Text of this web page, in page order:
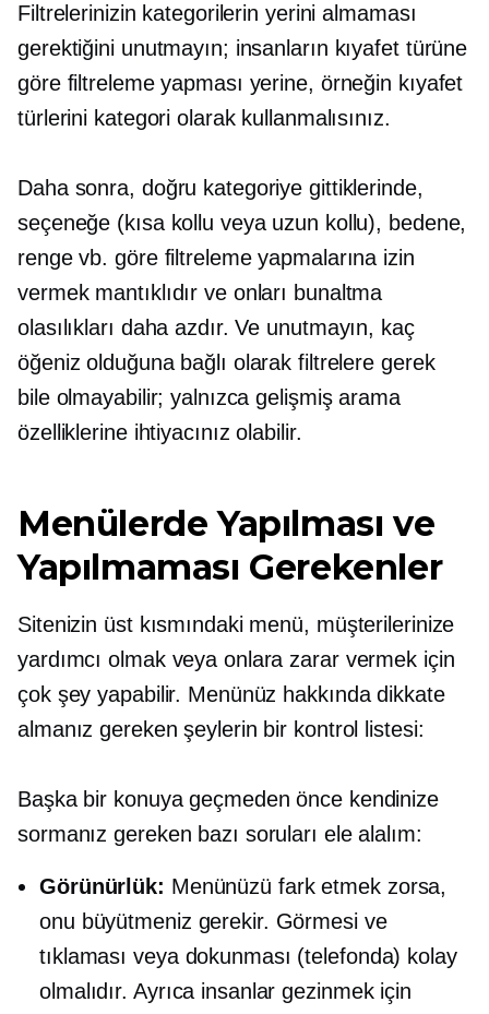
Filtrelerinizin kategorilerin yerini almaması
gerektiğini unutmayın; insanların kıyafet türüne
göre filtreleme yapması yerine, örneğin kıyafet
türlerini kategori olarak kullanmalısınız.
Daha sonra, doğru kategoriye gittiklerinde,
seçeneğe (kısa kollu veya uzun kollu), bedene,
renge vb. göre filtreleme yapmalarına izin
vermek mantıklıdır ve onları bunaltma
olasılıkları daha azdır. Ve unutmayın, kaç
öğeniz olduğuna bağlı olarak filtrelere gerek
bile olmayabilir; yalnızca gelişmiş arama
özelliklerine ihtiyacınız olabilir.
Menülerde Yapılması ve
Yapılmaması Gerekenler
Sitenizin üst kısmındaki menü, müşterilerinize
yardımcı olmak veya onlara zarar vermek için
çok şey yapabilir. Menünüz hakkında dikkate
almanız gereken şeylerin bir kontrol listesi:
Başka bir konuya geçmeden önce kendinize
sormanız gereken bazı soruları ele alalım:
Görünürlük: Menünüzü fark etmek zorsa,
onu büyütmeniz gerekir. Görmesi ve
tıklaması veya dokunması (telefonda) kolay
olmalıdır. Ayrıca insanlar gezinmek için